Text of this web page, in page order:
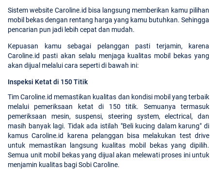
Sistem website Caroline.id bisa langsung memberikan kamu pilihan
mobil bekas dengan rentang harga yang kamu butuhkan. Sehingga
pencarian pun jadi lebih cepat dan mudah.
Kepuasan kamu sebagai pelanggan pasti terjamin, karena
Caroline.id pasti akan selalu menjaga kualitas mobil bekas yang
akan dijual melalui cara seperti di bawah ini:
Inspeksi Ketat di 150 Titik
Tim Caroline.id memastikan kualitas dan kondisi mobil yang terbaik
melalui pemeriksaan ketat di 150 titik. Semuanya termasuk
pemeriksaan mesin, suspensi, steering system, electrical, dan
masih banyak lagi. Tidak ada istilah "Beli kucing dalam karung" di
kamus Caroline.id karena pelanggan bisa melakukan test drive
untuk memastikan langsung kualitas mobil bekas yang dipilih.
Semua unit mobil bekas yang dijual akan melewati proses ini untuk
menjamin kualitas bagi Sobi Caroline.